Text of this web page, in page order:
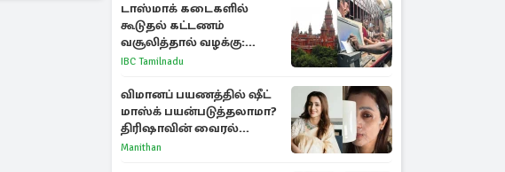
டாஸ்மாக் கடைகளில்
கூடுதல் கட்டணம்
வசூலித்தால் வழக்கு:
சென்னை உயர்நீதிமன்றம்
IBC Tamilnadu
விமானப் பயணத்தில் ஷீட்
மாஸ்க் பயன்படுத்தலாமா?
திரிஷாவின் வைரல்
செல்ஃபிக்கு மருத்துவர்
Manithan